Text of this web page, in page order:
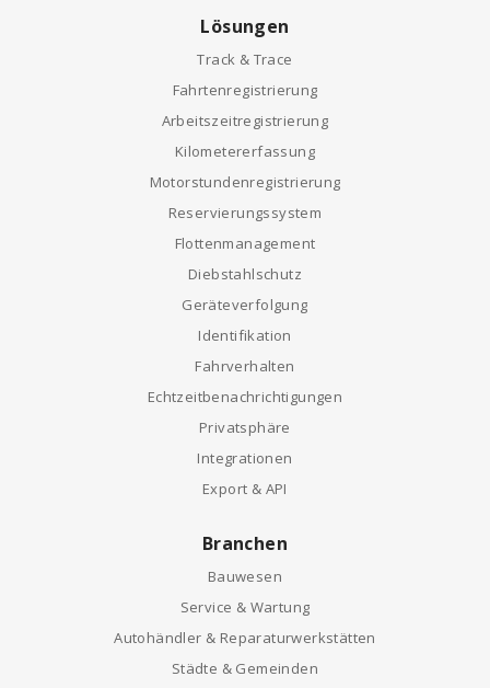
Lösungen
Track & Trace
Fahrtenregistrierung
Arbeitszeitregistrierung
Kilometererfassung
Motorstundenregistrierung
Reservierungssystem
Flottenmanagement
Diebstahlschutz
Geräteverfolgung
Identifikation
Fahrverhalten
Echtzeitbenachrichtigungen
Privatsphäre
Integrationen
Export & API
Branchen
Bauwesen
Service & Wartung
Autohändler & Reparaturwerkstätten
Städte & Gemeinden